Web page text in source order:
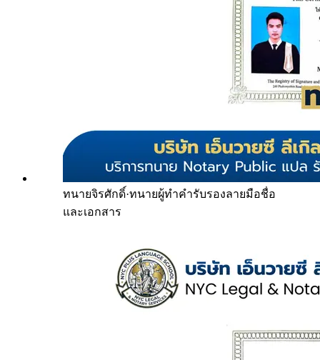
ทนายจิรศักดิ์·ทนายผู้ทำคำรับรองลายมือชื่อ
และเอกสาร